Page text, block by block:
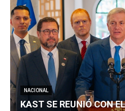
NACIONAL
KAST SE REUNIÓ CON